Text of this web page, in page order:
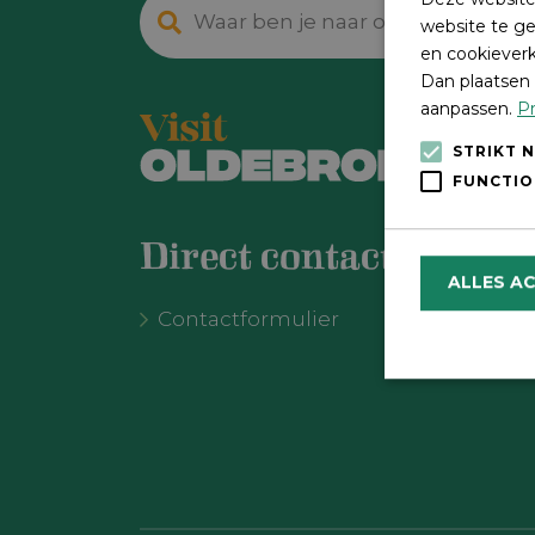
Direct contact
Contactformulier
website te
en
Dan
aanpassen.
STRIKT
ALLES
Naam